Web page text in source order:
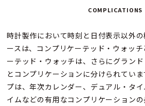
COMPLICATIONS
時計製作において時刻と日付表示以外
ースは、コンプリケーテッド・ウォッ
ーテッド・ウォッチは、さらにグラン
とコンプリケーションに分けられてい
プは、年次カレンダー、デュアル・タ
イムなどの有用なコンプリケーション